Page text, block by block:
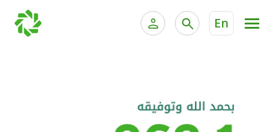
En
الخدمات المصرفية الإلكترونية للشركات
الحسابات المصرفية